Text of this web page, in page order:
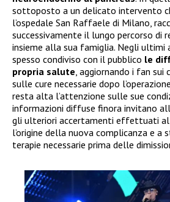
sottoposto a un delicato intervento
l’ospedale San Raffaele di Milano,
successivamente il lungo percorso di
insieme alla sua famiglia. Negli ultimi
spesso condiviso con il pubblico le
propria salute, aggiornando i fan sui
sulle cure necessarie dopo
resta alta l’attenzione sulle sue
informazioni diffuse finora invitano
gli ulteriori accertamenti effettuati
l’origine della nuova complicanza e a
terapie necessarie prima delle